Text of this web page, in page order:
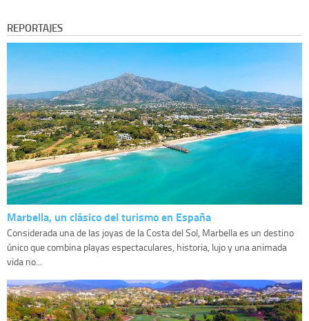
REPORTAJES
Marbella, un clásico del turismo en España
Considerada una de las joyas de la Costa del Sol, Marbella es un destino
único que combina playas espectaculares, historia, lujo y una animada
vida no...